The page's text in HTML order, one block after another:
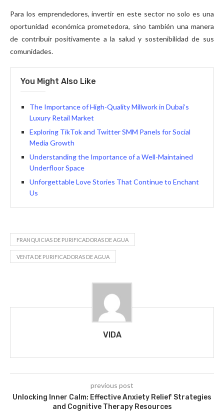
Para los emprendedores, invertir en este sector no solo es una
oportunidad económica prometedora, sino también una manera
de contribuir positivamente a la salud y sostenibilidad de sus
comunidades.
You Might Also Like
The Importance of High-Quality Millwork in Dubai’s
Luxury Retail Market
Exploring TikTok and Twitter SMM Panels for Social
Media Growth
Understanding the Importance of a Well-Maintained
Underfloor Space
Unforgettable Love Stories That Continue to Enchant
Us
FRANQUICIAS DE PURIFICADORAS DE AGUA
VENTA DE PURIFICADORAS DE AGUA
VIDA
previous post
Unlocking Inner Calm: Effective Anxiety Relief Strategies
and Cognitive Therapy Resources